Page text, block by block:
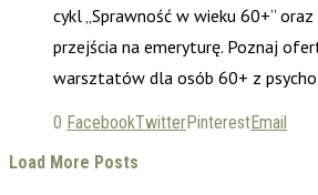
cykl „Sprawność w wieku 60+”
przejścia na emeryturę. Poznaj
warsztatów dla osób 60+ z
0 FacebookTwitterPinterestEmail
Load More Posts